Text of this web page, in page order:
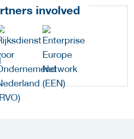
involved